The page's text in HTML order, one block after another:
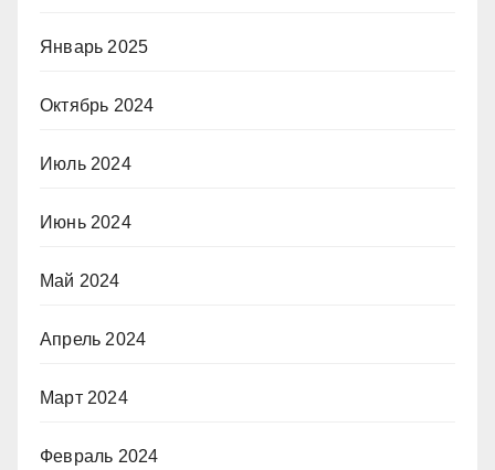
Январь 2025
Октябрь 2024
Июль 2024
Июнь 2024
Май 2024
Апрель 2024
Март 2024
Февраль 2024